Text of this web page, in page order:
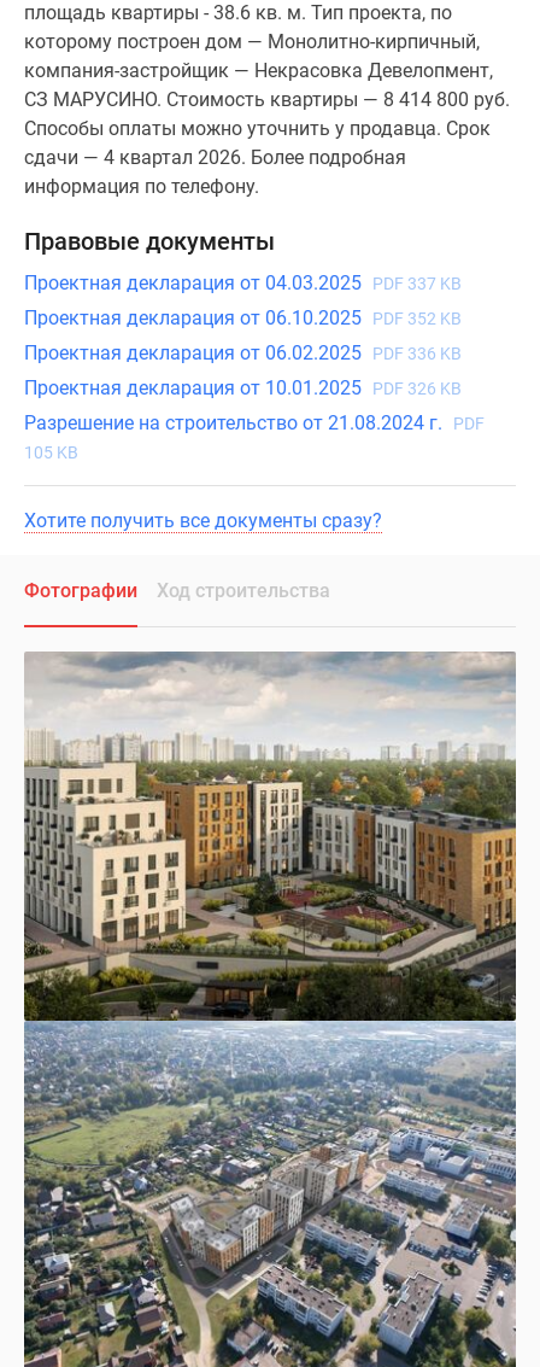
площадь квартиры - 38.6 кв. м. Тип проекта, по
которому построен дом — Монолитно-кирпичный,
компания-застройщик — Некрасовка Девелопмент,
СЗ МАРУСИНО. Стоимость квартиры — 8 414 800 руб.
Способы оплаты можно уточнить у продавца. Срок
сдачи — 4 квартал 2026. Более подробная
информация по телефону.
Правовые документы
Проектная декларация от 04.03.2025 PDF 337 KB
Проектная декларация от 06.10.2025 PDF 352 KB
Проектная декларация от 06.02.2025 PDF 336 KB
Проектная декларация от 10.01.2025 PDF 326 KB
Разрешение на строительство от 21.08.2024 г.
PDF
105 KB
Хотите получить все документы сразу?
Фотографии Ход строительства